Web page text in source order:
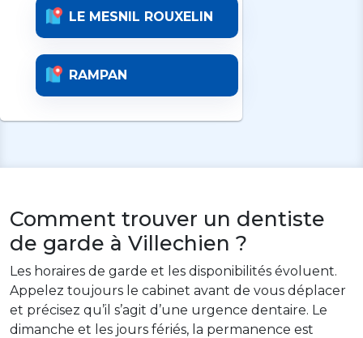
LE MESNIL ROUXELIN
RAMPAN
Comment trouver un dentiste
de garde à Villechien ?
Les horaires de garde et les disponibilités évoluent.
Appelez toujours le cabinet avant de vous déplacer
et précisez qu’il s’agit d’une urgence dentaire. Le
dimanche et les jours fériés, la permanence est